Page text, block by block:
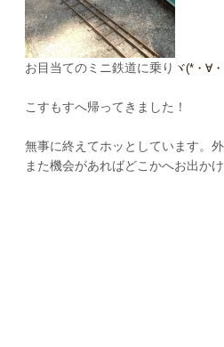
お目当てのミニ鉄道に乗り ヾ(*・∀
こすもすへ帰ってきました！
無事に終えてホッとしています。
また機会があればどこかへお出か